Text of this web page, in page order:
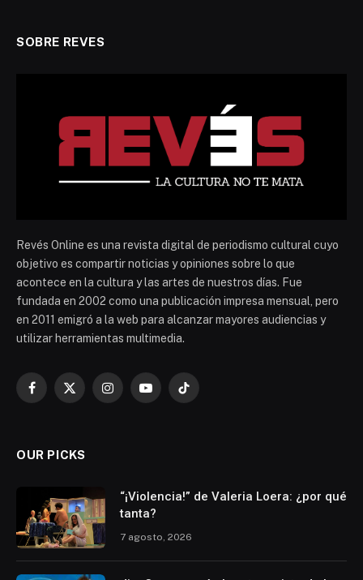
SOBRE REVES
Revés Online es una revista digital de periodismo cultural cuyo
objetivo es compartir noticias y opiniones sobre lo que
acontece en la cultura y las artes de nuestros días. Fue
fundada en 2002 como una publicación impresa mensual, pero
en 2011 emigró a la web para alcanzar mayores audiencias y
utilizar herramientas multimedia.
Facebook
X
InstagramYouTubeTikTok
OUR PICKS
“¡Violencia!” de Valeria Loera: ¿por qué
tanta?
7 agosto, 2026